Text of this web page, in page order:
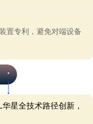
置专利，避免对端设备
星全技术路径创新，